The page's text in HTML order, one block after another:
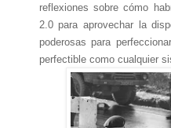
reflexiones sobre cómo
2.0 para aprovechar la
poderosas para
perfectible como cualquier